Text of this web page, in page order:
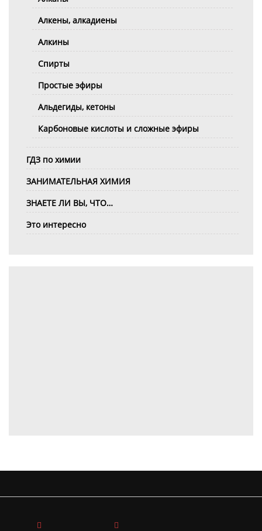
Алкены, алкадиены
Алкины
Спирты
Простые эфиры
Альдегиды, кетоны
Карбоновые кислоты и сложные эфиры
ГДЗ по химии
ЗАНИМАТЕЛЬНАЯ ХИМИЯ
ЗНАЕТЕ ЛИ ВЫ, ЧТО…
Это интересно